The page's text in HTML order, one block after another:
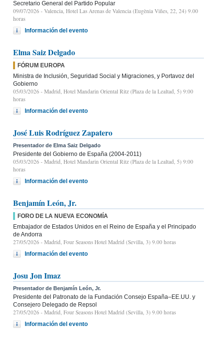
Secretario General del Partido Popular
09/07/2026 - Valencia, Hotel Las Arenas de Valencia (Eugènia Viñes, 22, 24) 9.00
horas
Información del evento
Elma Saiz Delgado
FÓRUM EUROPA
Ministra de Inclusión, Seguridad Social y Migraciones, y Portavoz del
Gobierno
05/03/2026 - Madrid, Hotel Mandarin Oriental Ritz (Plaza de la Lealtad, 5) 9:00
horas
Información del evento
José Luis Rodríguez Zapatero
Presentador de Elma Saiz Delgado
Presidente del Gobierno de España (2004-2011)
05/03/2026 - Madrid, Hotel Mandarin Oriental Ritz (Plaza de la Lealtad, 5) 9:00
horas
Información del evento
Benjamín León, Jr.
FORO DE LA NUEVA ECONOMÍA
Embajador de Estados Unidos en el Reino de España y el Principado
de Andorra
27/05/2026 - Madrid, Four Seasons Hotel Madrid (Sevilla, 3) 9.00 horas
Información del evento
Josu Jon Imaz
Presentador de Benjamín León, Jr.
Presidente del Patronato de la Fundación Consejo España–EE.UU. y
Consejero Delegado de Repsol
27/05/2026 - Madrid, Four Seasons Hotel Madrid (Sevilla, 3) 9.00 horas
Información del evento